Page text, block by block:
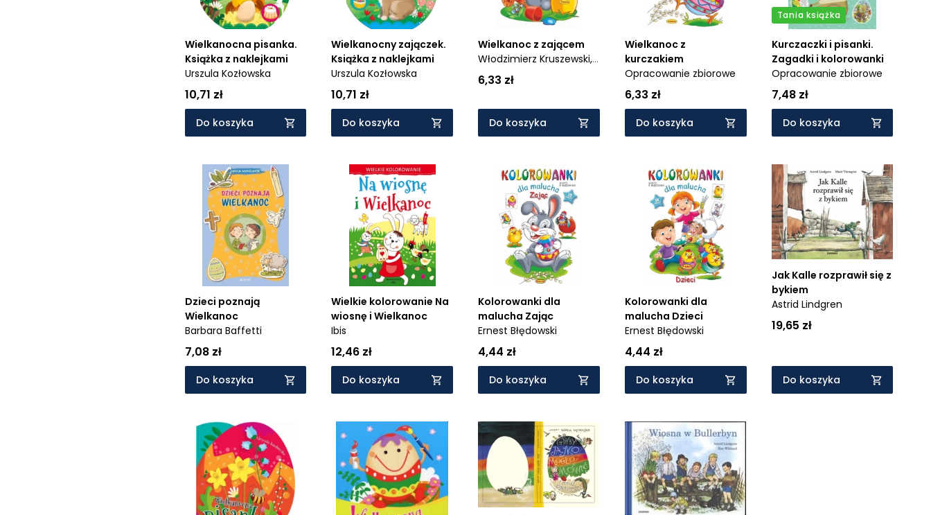
Wielkanocna pisanka.
Książka z naklejkami
Urszula Kozłowska
10,71 zł
Do koszyka
Wielkanocny zajączek.
Książka z naklejkami
Urszula Kozłowska
10,71 zł
Do koszyka
Wielkanoc z zającem
Włodzimierz Kruszewski,
Ernest Błędowski
6,33 zł
Do koszyka
Wielkanoc z
kurczakiem
Opracowanie zbiorowe
6,33 zł
Do koszyka
Tania książka
Kurczaczki i pisanki.
Zagadki i kolorowanki
Opracowanie zbiorowe
7,48 zł
Do koszyka
Dzieci poznają
Wielkanoc
Barbara Baffetti
7,08 zł
Do koszyka
Wielkie kolorowanie Na
wiosnę i Wielkanoc
Ibis
12,46 zł
Do koszyka
Kolorowanki dla
malucha Zając
Ernest Błędowski
4,44 zł
Do koszyka
Kolorowanki dla
malucha Dzieci
Ernest Błędowski
4,44 zł
Do koszyka
Jak Kalle rozprawił się z
bykiem
Astrid Lindgren
19,65 zł
Do koszyka